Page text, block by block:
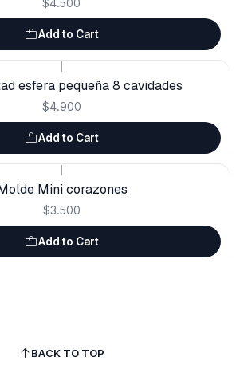
$4.500
Add to Cart
esfera pequeña 8 cavidades
$4.900
Add to Cart
Mini corazones
$3.500
Add to Cart
BACK TO TOP